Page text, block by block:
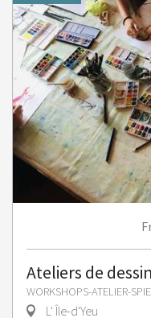
Ateliers de
WORKSHOPS-ATELIER-
L' Île-d'Yeu